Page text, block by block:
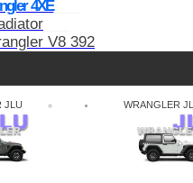
4XE
V8 392
JLU WRANGLER JL